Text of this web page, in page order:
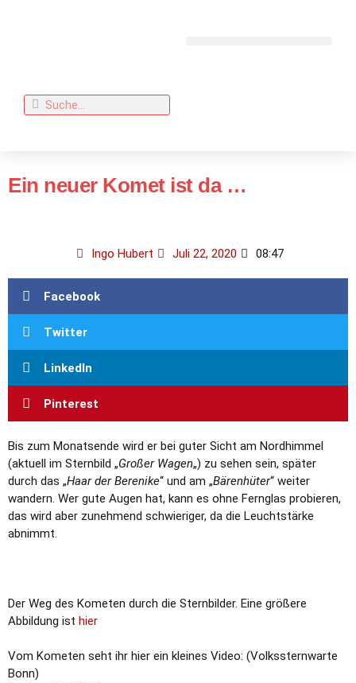
Ein neuer Komet ist da …
Ingo Hubert Juli 22, 2020 08:47
Facebook
Twitter
LinkedIn
Pinterest
Bis zum Monatsende wird er bei guter Sicht am Nordhimmel
(aktuell im Sternbild „Großer Wagen„) zu sehen sein, später
durch das „Haar der Berenike“ und am „Bärenhüter“ weiter
wandern. Wer gute Augen hat, kann es ohne Fernglas probieren,
das wird aber zunehmend schwieriger, da die Leuchtstärke
abnimmt.
Der Weg des Kometen durch die Sternbilder. Eine größere
Abbildung ist hier
Vom Kometen seht ihr hier ein kleines Video: (Volkssternwarte
Bonn)